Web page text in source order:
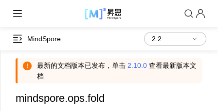
MindSpore
最新的文档版本已发布，单击 2.10.0 查看最新版本文
档
mindspore.ops.fold